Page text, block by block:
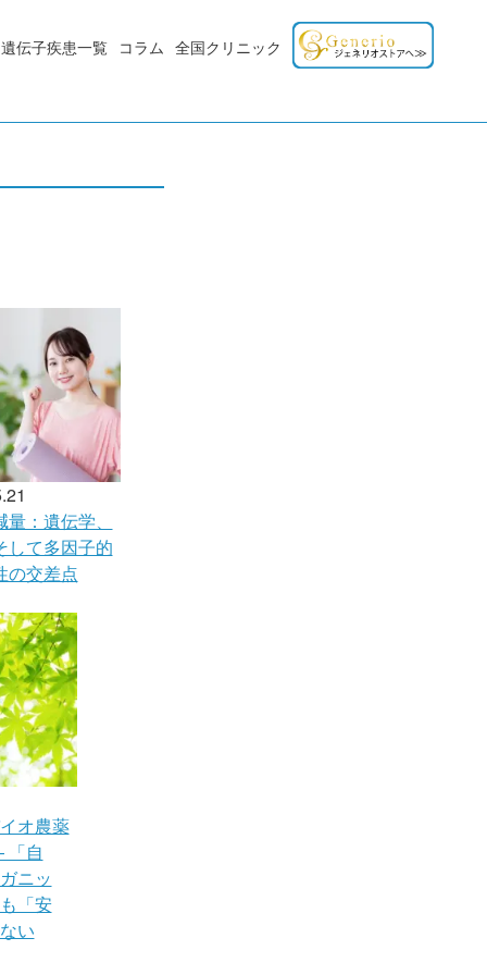
遺伝子疾患一覧 コラム 全国クリニック
：遺伝学、
して多因子的
の交差点
オ農薬
「自
ニッ
「安
い